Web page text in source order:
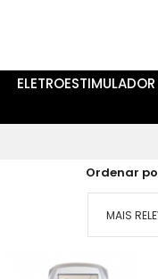
Ordenar
MAIS